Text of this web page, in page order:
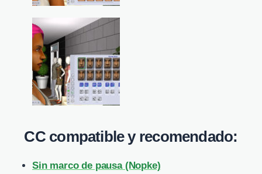
CC compatible y recomendado:
Sin marco de pausa (Nopke)